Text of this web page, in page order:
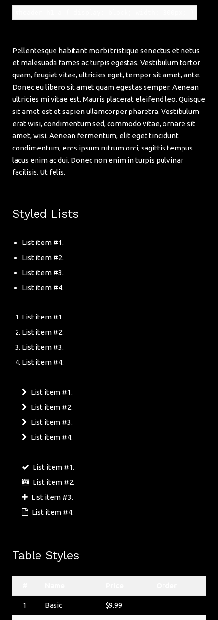
Pellentesque habitant morbi tristique senectus et netus
et malesuada fames ac turpis egestas. Vestibulum tortor
quam, feugiat vitae, ultricies eget, tempor sit amet, ante.
Donec eu libero sit amet quam egestas semper. Aenean
ultricies mi vitae est. Mauris placerat eleifend leo. Quisque
sit amet est et sapien ullamcorper pharetra. Vestibulum
erat wisi, condimentum sed, commodo vitae, ornare sit
amet, wisi. Aenean fermentum, elit eget tincidunt
condimentum, eros ipsum rutrum orci, sagittis tempus
lacus enim ac dui. Donec non enim in turpis pulvinar
facilisis. Ut felis.
Styled Lists
List item #1.
List item #2.
List item #3.
List item #4.
List item #1.
List item #2.
List item #3.
List item #4.
List item #1.
List item #2.
List item #3.
List item #4.
List item #1.
List item #2.
List item #3.
List item #4.
Table Styles
1 Basic $9.99